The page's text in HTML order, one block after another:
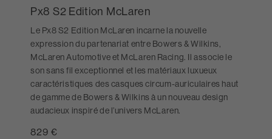
Px8 S2 Edition McLaren
Le Px8 S2 Edition McLaren incarne la nouvelle
expression du partenariat entre Bowers & Wilkins,
McLaren Automotive et McLaren Racing. Il associe le
son sans fil exceptionnel et les matériaux luxueux
caractéristiques des casques circum-auriculaires haut
de gamme de Bowers & Wilkins à un nouveau design
audacieux inspiré de l’univers McLaren.
829 €